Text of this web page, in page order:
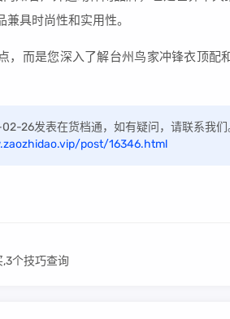
具时尚性和实用性。
，而是您深入了解台州鸟家冲锋衣顶配
26发表在货档通，如有疑问，请联系我们
post/16346.html
,3个技巧查询